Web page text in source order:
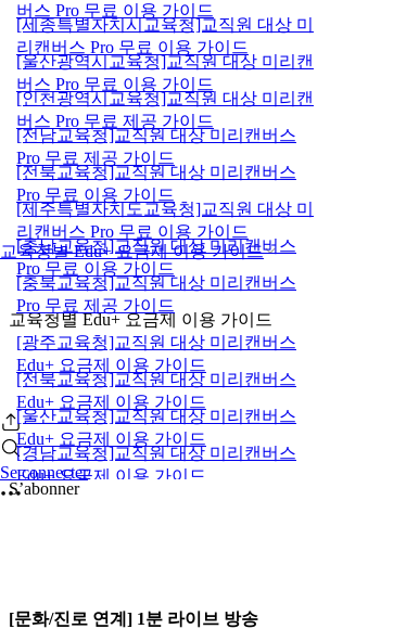
교육청별 Edu+ 요금제 이용 가이드
Se connecter
버스 Pro 무료 이용 가이드
[세종특별자치시교육청]교직원 대상 미
리캔버스 Pro 무료 이용 가이드
[울산광역시교육청]교직원 대상 미리캔
버스 Pro 무료 이용 가이드
[인천광역시교육청]교직원 대상 미리캔
버스 Pro 무료 제공 가이드
[전남교육청]교직원 대상 미리캔버스
Pro 무료 제공 가이드
[전북교육청]교직원 대상 미리캔버스
Pro 무료 이용 가이드
[제주특별자치도교육청]교직원 대상 미
리캔버스 Pro 무료 이용 가이드
[충남교육청]교직원 대상 미리캔버스
Pro 무료 이용 가이드
[충북교육청]교직원 대상 미리캔버스
Pro 무료 제공 가이드
교육청별 Edu+ 요금제 이용 가이드
[광주교육청]교직원 대상 미리캔버스
Edu+ 요금제 이용 가이드
[전북교육청]교직원 대상 미리캔버스
Edu+ 요금제 이용 가이드
[울산교육청]교직원 대상 미리캔버스
Edu+ 요금제 이용 가이드
[경남교육청]교직원 대상 미리캔버스
Edu+ 요금제 이용 가이드
S’abonner
[문화/진로 연계] 1분 라이브 방송